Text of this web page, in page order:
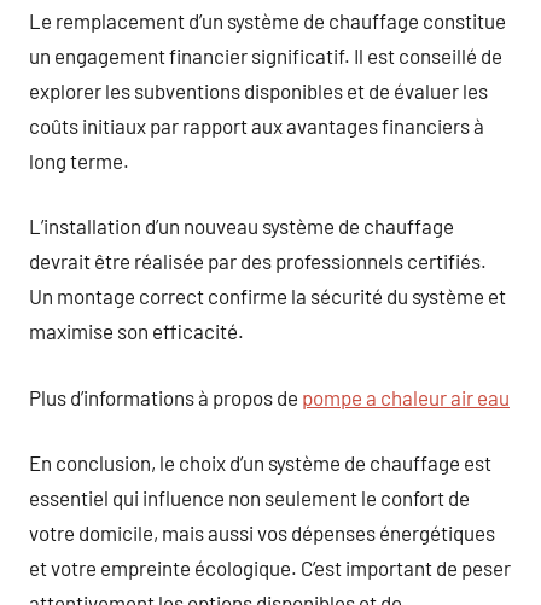
Le remplacement d’un système de chauffage constitue
un engagement financier significatif. Il est conseillé de
explorer les subventions disponibles et de évaluer les
coûts initiaux par rapport aux avantages financiers à
long terme.
L’installation d’un nouveau système de chauffage
devrait être réalisée par des professionnels certifiés.
Un montage correct confirme la sécurité du système et
maximise son efficacité.
Plus d’informations à propos de pompe a chaleur air eau
En conclusion, le choix d’un système de chauffage est
essentiel qui influence non seulement le confort de
votre domicile, mais aussi vos dépenses énergétiques
et votre empreinte écologique. C’est important de peser